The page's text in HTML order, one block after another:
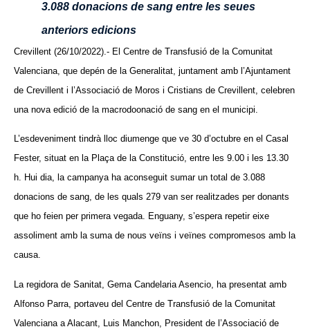
3.088 donacions de sang entre les seues
anteriors edicions
Crevillent (26/10/2022).- El Centre de Transfusió de la Comunitat
Valenciana, que depén de la Generalitat, juntament amb l’Ajuntament
de Crevillent i l’Associació de Moros i Cristians de Crevillent, celebren
una nova edició de la macrodoonació de sang en el municipi.
L’esdeveniment tindrà lloc diumenge que ve 30 d’octubre en el Casal
Fester, situat en la Plaça de la Constitució, entre les 9.00 i les 13.30
h. Hui dia, la campanya ha aconseguit sumar un total de 3.088
donacions de sang, de les quals 279 van ser realitzades per donants
que ho feien per primera vegada. Enguany, s’espera repetir eixe
assoliment amb la suma de nous veïns i veïnes compromesos amb la
causa.
La regidora de Sanitat, Gema Candelaria Asencio, ha presentat amb
Alfonso Parra, portaveu del Centre de Transfusió de la Comunitat
Valenciana a Alacant, Luis Manchon, President de l’Associació de